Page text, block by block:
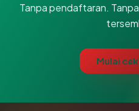
Tanpa pendaftaran.
Mulai